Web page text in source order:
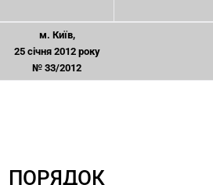
м. Київ,
25 січня 2012 року
№ 33/2012
ПОРЯДОК